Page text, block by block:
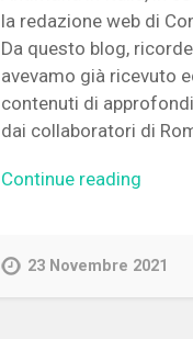
la redazione web di
Da questo blog,
avevamo già ricevuto
contenuti di
dai collaboratori di
Continue reading
23 Novembre 2021